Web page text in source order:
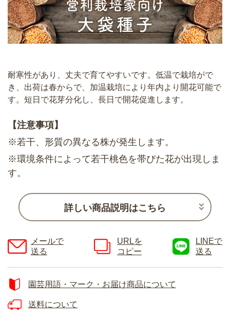
耐寒性があり、丈夫で育てやすいです。低温で栽培がで
き、出荷は春からで、加温栽培により年内より開花可能で
す。短日で花芽分化し、長日で開花促進します。
【注意事項】
※若干、形質の異なる株が発生します。
※環境条件によって若干桃色を帯びた花が出現しま
す。
詳しい商品説明はこちら
メールで
送る
URLを
コピー
LINEで
送る
園芸用語・マーク・お届け商品について
送料について